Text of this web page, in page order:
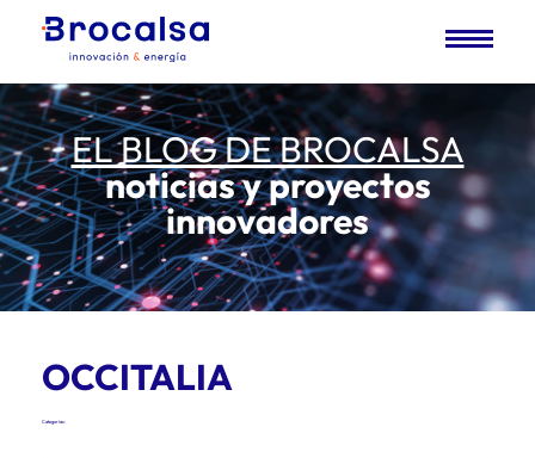
EL BLOG DE BROCALSA
noticias y proyectos
innovadores
OCCITALIA
Categorías: